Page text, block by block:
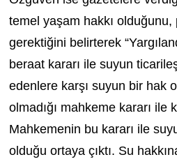
temel yaşam hakkı olduğunu,
gerektiğini belirterek
beraat kararı ile suyun
edenlere karşı suyun bir hak
olmadığı mahkeme kararı ile
Mahkemenin bu kararı ile
olduğu ortaya çıktı. Su